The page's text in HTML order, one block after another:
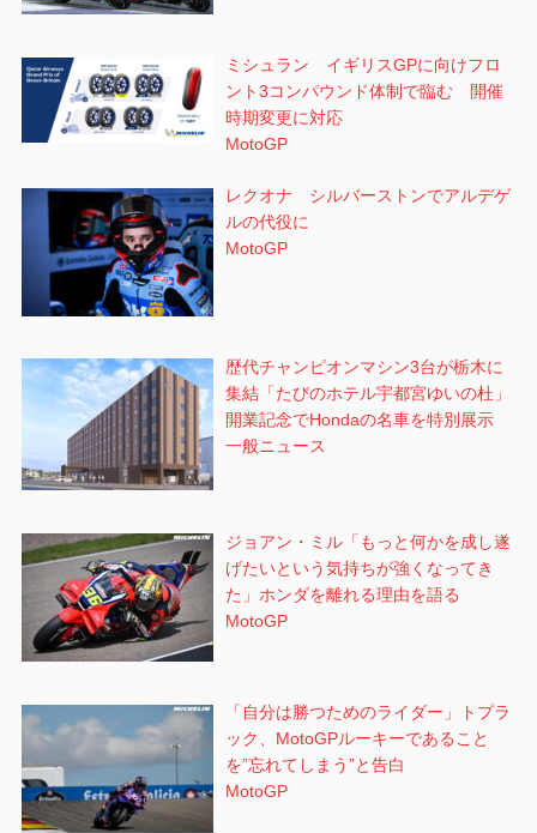
ミシュラン イギリスGPに向けフロ
ント3コンパウンド体制で臨む 開催
時期変更に対応
MotoGP
レクオナ シルバーストンでアルデゲ
ルの代役に
MotoGP
歴代チャンピオンマシン3台が栃木に
集結「たびのホテル宇都宮ゆいの杜」
開業記念でHondaの名車を特別展示
一般ニュース
ジョアン・ミル「もっと何かを成し遂
げたいという気持ちが強くなってき
た」ホンダを離れる理由を語る
MotoGP
「自分は勝つためのライダー」トプラ
ック、MotoGPルーキーであること
を”忘れてしまう”と告白
MotoGP